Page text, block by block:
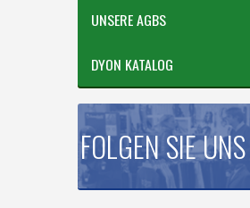
UNSERE AGBS
DYON KATALOG
FOLGEN SIE